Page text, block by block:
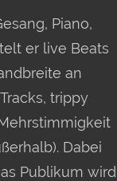
Piano,
er live Beats
an
trippy
Dabei
Publikum wird